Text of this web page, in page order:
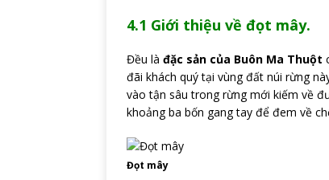
4.1 Giới thiệu về đọt mây.
Đều là đặc sản của Buôn Ma Thuột
đãi khách quý tại vùng đất núi rừng
vào tận sâu trong rừng mới kiếm về
khoảng ba bốn gang tay để đem về
Đọt mây